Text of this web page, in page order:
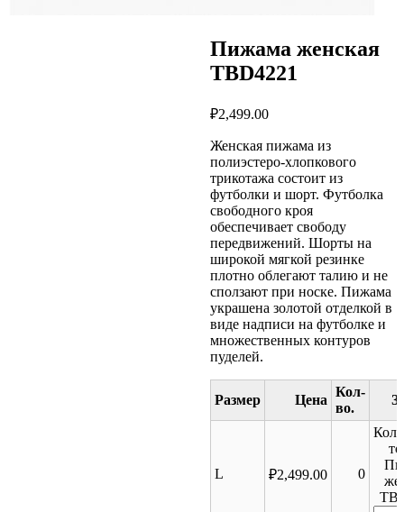
Пижама женская
TBD4221
₽2,499.00
Женская пижама из
полиэстеро-хлопкового
трикотажа состоит из
футболки и шорт. Футболка
свободного кроя
обеспечивает свободу
передвижений. Шорты на
широкой мягкой резинке
плотно облегают талию и не
сползают при носке. Пижама
украшена золотой отделкой в
виде надписи на футболке и
множественных контуров
пуделей.
Размер Цена
L ₽2,499.00 0